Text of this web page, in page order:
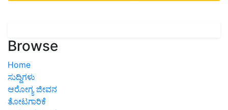
Browse
Home
ಸುದ್ದಿಗಳು
ಆರೋಗ್ಯ ಜೀವನ
ತೋಟಗಾರಿಕೆ